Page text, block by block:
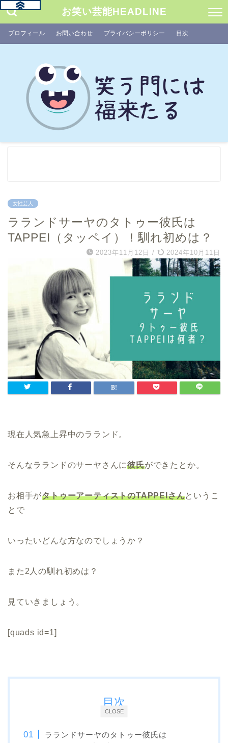
お笑い芸能HEADLINE
プロフィール お問い合わせ プライバシーポリシー 目次
女性芸人
ラランドサーヤのタトゥー彼氏は
TAPPEI（タッペイ）！馴れ初めは？
2023年11月12日 / 2024年10月11日
現在人気急上昇中のラランド。
そんなラランドのサーヤさんに彼氏ができたとか。
お相手がタトゥーアーティストのTAPPEIさんというこ
とで
いったいどんな方なのでしょうか？
また2人の馴れ初めは？
見ていきましょう。
[quads id=1]
CLOSE
目次
ラランドサーヤのタトゥー彼氏は